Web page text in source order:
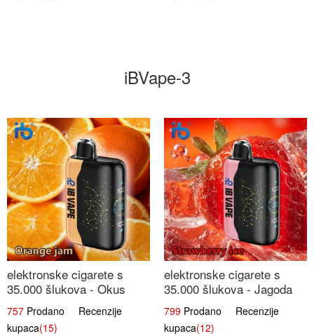
iBVape-3
elektronske cigarete s
35.000 šlukova - Okus
Narančinog Džema |
Dugotrajno Iskustvo
757 Prodano Recenzije
kupaca(15)
elektronske cigarete s
35.000 šlukova - Jagoda
Led | Ohladivši i
Osježavajući Okus
799 Prodano Recenzije
kupaca(12)